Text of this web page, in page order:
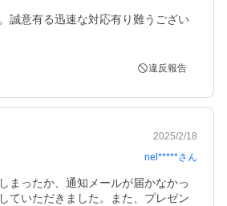
誠意有る迅速な対応有り難うござい
違反報告
2025/2/18
nel*****さん
まったか、通知メールが届かなかっ
ていただきました。また、プレゼン